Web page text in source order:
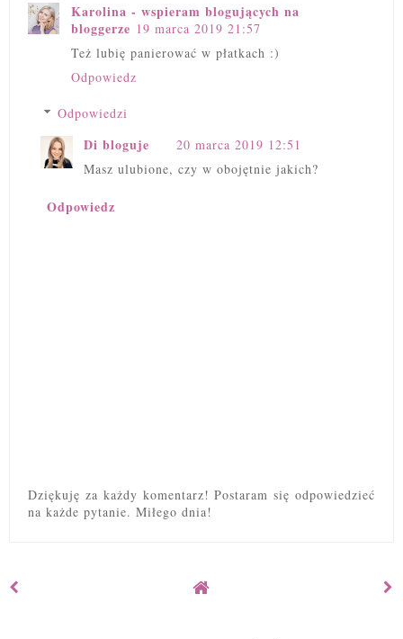
Karolina - wspieram blogujących na
bloggerze 19 marca 2019 21:57
Też lubię panierować w płatkach :)
Odpowiedz
Odpowiedzi
Di bloguje
20 marca 2019 12:51
Masz ulubione, czy w obojętnie jakich?
Odpowiedz
Dziękuję za każdy komentarz! Postaram się odpowiedzieć
na każde pytanie. Miłego dnia!